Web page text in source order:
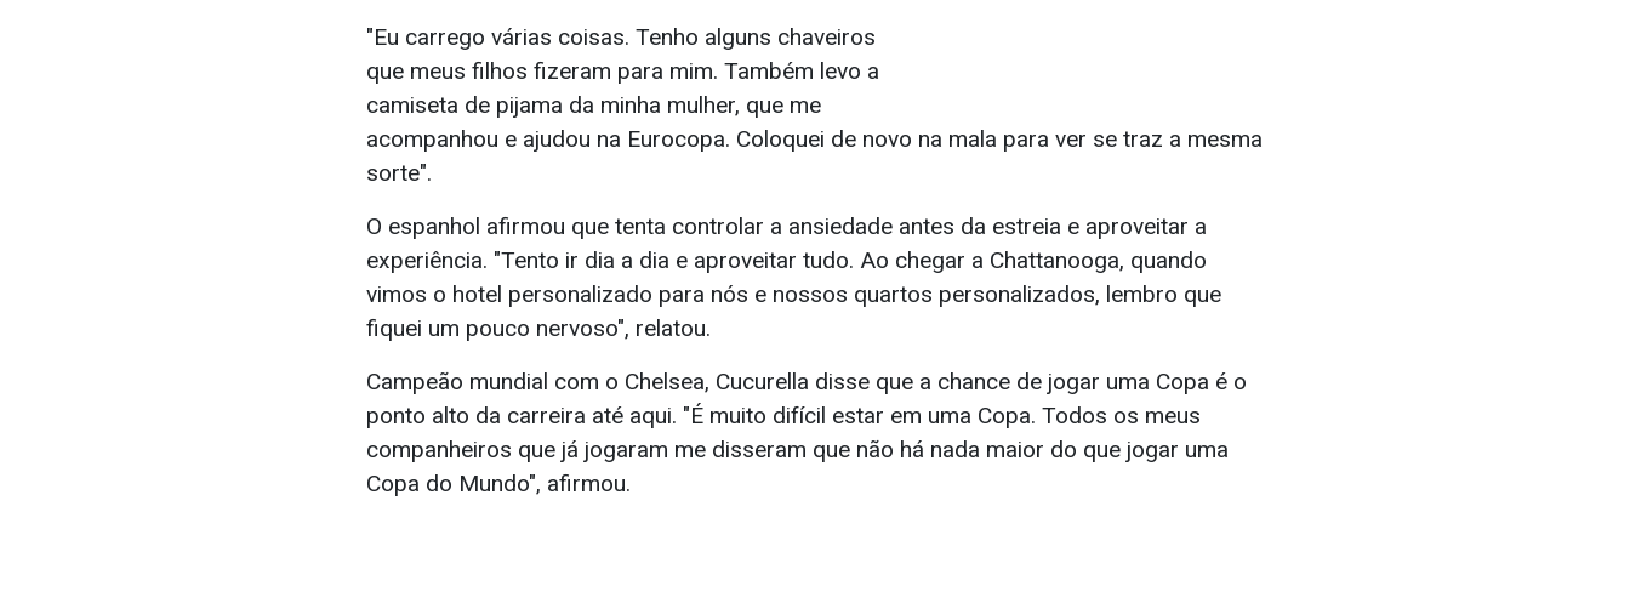
"Eu carrego várias coisas. Tenho alguns chaveiros
que meus filhos fizeram para mim. Também levo a
camiseta de pijama da minha mulher, que me
acompanhou e ajudou na Eurocopa. Coloquei de novo na mala para ver se traz a mesma
sorte".
O espanhol afirmou que tenta controlar a ansiedade antes da estreia e aproveitar a
experiência. "Tento ir dia a dia e aproveitar tudo. Ao chegar a Chattanooga, quando
vimos o hotel personalizado para nós e nossos quartos personalizados, lembro que
fiquei um pouco nervoso", relatou.
Campeão mundial com o Chelsea, Cucurella disse que a chance de jogar uma Copa é o
ponto alto da carreira até aqui. "É muito difícil estar em uma Copa. Todos os meus
companheiros que já jogaram me disseram que não há nada maior do que jogar uma
Copa do Mundo", afirmou.